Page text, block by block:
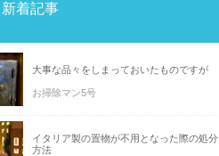
新着記事
大事な品々をしまっておいたものですが
お掃除マン5号
イタリア製の置物が不用となった際の処分
方法